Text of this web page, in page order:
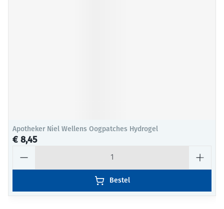
Apotheker Niel Wellens Oogpatches Hydrogel
€ 8,45
Bestel